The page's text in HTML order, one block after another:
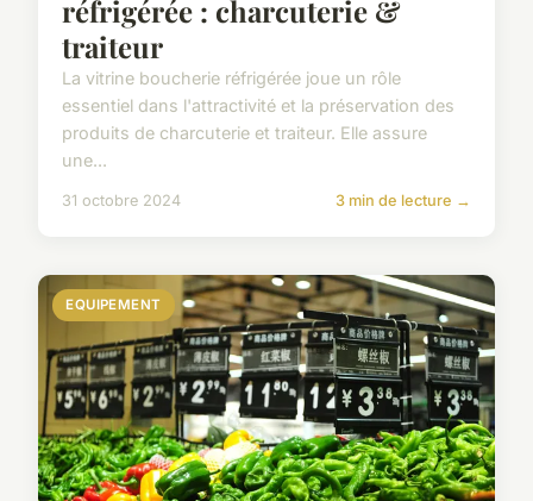
réfrigérée : charcuterie &
traiteur
La vitrine boucherie réfrigérée joue un rôle
essentiel dans l'attractivité et la préservation des
produits de charcuterie et traiteur. Elle assure
une...
31 octobre 2024 3 min de lecture →
EQUIPEMENT